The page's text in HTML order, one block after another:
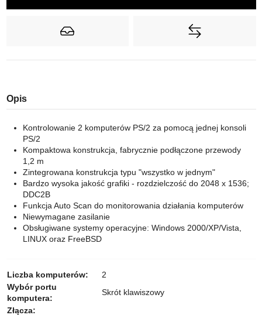
Opis
Kontrolowanie 2 komputerów PS/2 za pomocą jednej konsoli
PS/2
Kompaktowa konstrukcja, fabrycznie podłączone przewody
1,2 m
Zintegrowana konstrukcja typu ​​"wszystko w jednym​​"
Bardzo wysoka jakość grafiki - rozdzielczość do 2048 x 1536;
DDC2B
Funkcja Auto Scan do monitorowania działania komputerów
Niewymagane zasilanie
Obsługiwane systemy operacyjne: Windows 2000/XP/Vista,
LINUX oraz FreeBSD
Liczba komputerów:
2
Wybór portu
komputera:
Skrót klawiszowy
Złącza: